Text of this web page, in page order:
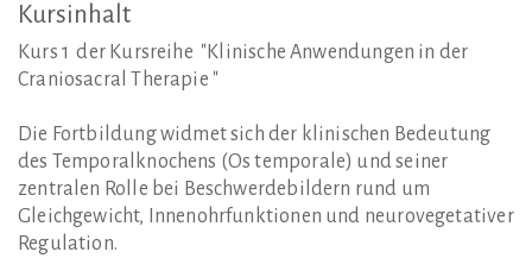
Kursinhalt
Kurs 1 der Kursreihe "Klinische Anwendungen in der
Craniosacral Therapie "
Die Fortbildung widmet sich der klinischen Bedeutung
des Temporalknochens (Os temporale) und seiner
zentralen Rolle bei Beschwerdebildern rund um
Gleichgewicht, Innenohrfunktionen und neurovegetativer
Regulation.